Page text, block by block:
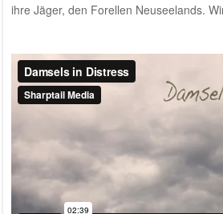
ihre Jäger, den Forellen Neuseelands.